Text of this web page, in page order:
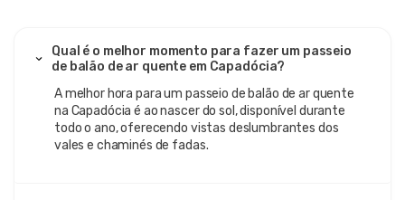
Qual é o melhor momento para fazer um passeio
de balão de ar quente em Capadócia?
A melhor hora para um passeio de balão de ar quente
na Capadócia é ao nascer do sol, disponível durante
todo o ano, oferecendo vistas deslumbrantes dos
vales e chaminés de fadas.